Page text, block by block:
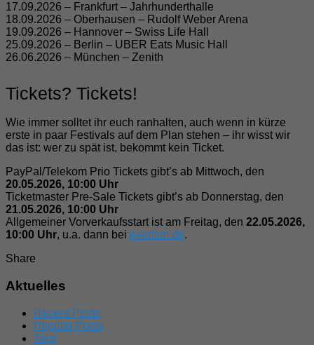
17.09.2026 – Frankfurt – Jahrhunderthalle
18.09.2026 – Oberhausen – Rudolf Weber Arena
19.09.2026 – Hannover – Swiss Life Hall
25.09.2026 – Berlin – UBER Eats Music Hall
26.06.2026 – München – Zenith
Tickets? Tickets!
Wie immer solltet ihr euch ranhalten, auch wenn in kürze
erste in paar Festivals auf dem Plan stehen – ihr wisst wir
das ist: wer zu spät ist, bekommt kein Ticket.
PayPal/Telekom Prio Tickets gibt’s ab Mittwoch, den
20.05.2026, 10:00 Uhr
Ticketmaster Pre-Sale Tickets gibt’s ab Donnerstag, den
21.05.2026, 10:00 Uhr
Allgemeiner Vorverkaufsstart ist am Freitag, den 22.05.2026,
10:00 Uhr, u.a. dann bei eventim.de.
Share
Aktuelles
Recent Posts
Popular Posts
Tags